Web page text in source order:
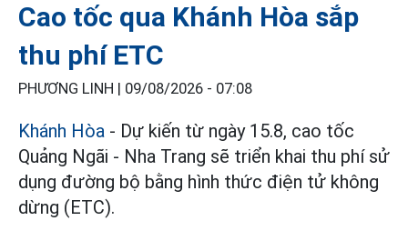
Cao tốc qua Khánh Hòa sắp
thu phí ETC
PHƯƠNG LINH | 09/08/2026 - 07:08
Khánh Hòa - Dự kiến từ ngày 15.8, cao tốc
Quảng Ngãi - Nha Trang sẽ triển khai thu phí sử
dụng đường bộ bằng hình thức điện tử không
dừng (ETC).